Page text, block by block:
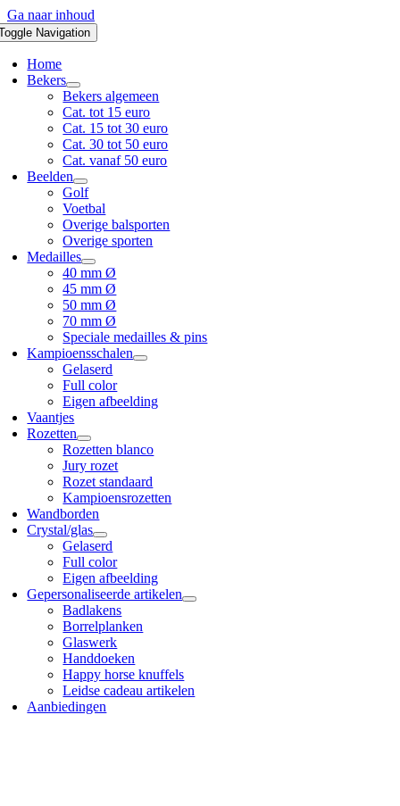
Ga naar inhoud
Navigation
Home
Bekers
Bekers algemeen
Cat. tot 15 euro
Cat. 15 tot 30 euro
Cat. 30 tot 50 euro
Cat. vanaf 50 euro
Beelden
Golf
Voetbal
Overige balsporten
Overige sporten
Medailles
40 mm Ø
45 mm Ø
50 mm Ø
70 mm Ø
Speciale medailles & pins
Kampioensschalen
Gelaserd
Full color
Eigen afbeelding
Vaantjes
Rozetten
Rozetten blanco
Jury rozet
Rozet standaard
Kampioensrozetten
Wandborden
Crystal/glas
Gelaserd
Full color
Eigen afbeelding
Gepersonaliseerde artikelen
Badlakens
Borrelplanken
Glaswerk
Handdoeken
Happy horse knuffels
Leidse cadeau artikelen
Aanbiedingen